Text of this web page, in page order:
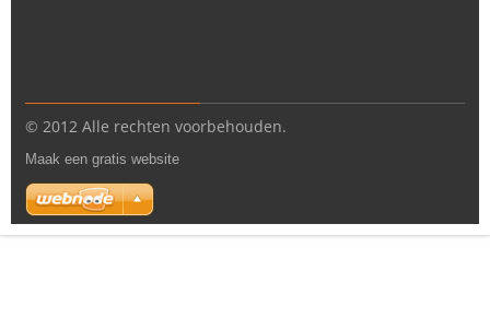
© 2012 Alle rechten voorbehouden.
Maak een gratis website